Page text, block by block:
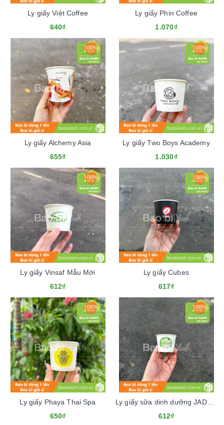
Ly giấy Việt Coffee
640₫
Ly giấy Phin Coffee
1.070₫
Ly giấy Alchemy Asia
655₫
Ly giấy Two Boys Academy
1.030₫
Ly giấy Vinsaf Mẫu Mới
612₫
Ly giấy Cubes
617₫
Ly giấy Phaya Thai Spa
650₫
Ly giấy sữa dinh dưỡng JADASUA
612₫